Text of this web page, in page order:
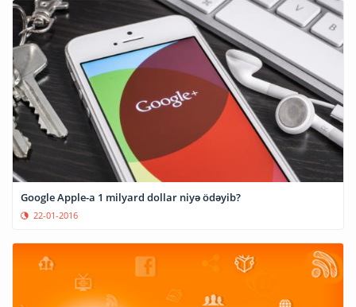
Google Apple-a 1 milyard dollar niyə ödəyib?
22-01-2016